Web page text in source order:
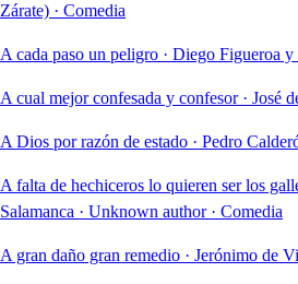
Zárate) · Comedia
A cada paso un peligro · Diego Figueroa y
A cual mejor confesada y confesor · José
A Dios por razón de estado · Pedro
A falta de hechiceros lo quieren ser los
Salamanca · Unknown author · Comedia
A gran daño gran remedio · Jerónimo de